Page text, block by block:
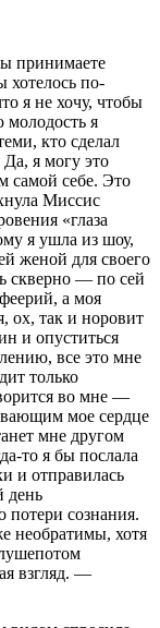
принимаете
хотелось по­
я не хочу, что­бы
я
кто сделал
я могу это
самой себе. Это
Мис­сис
«глаза
я ушла из шоу,
же­ной для своего
скверно — по сей
а моя
ох, так и норовит
и опуститься
все это мне
только
во мне —
мое сердце
мне другом
то я бы послала
и отправилась
день
потери сознания.
необратимы, хотя
взгляд. —